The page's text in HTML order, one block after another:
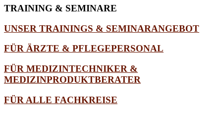
TRAINING & SEMINARE
UNSER TRAININGS & SEMINARANGEBOT
FÜR ÄRZTE & PFLEGEPERSONAL
FÜR MEDIZINTECHNIKER &
MEDIZINPRODUKTBERATER
FÜR ALLE FACHKREISE